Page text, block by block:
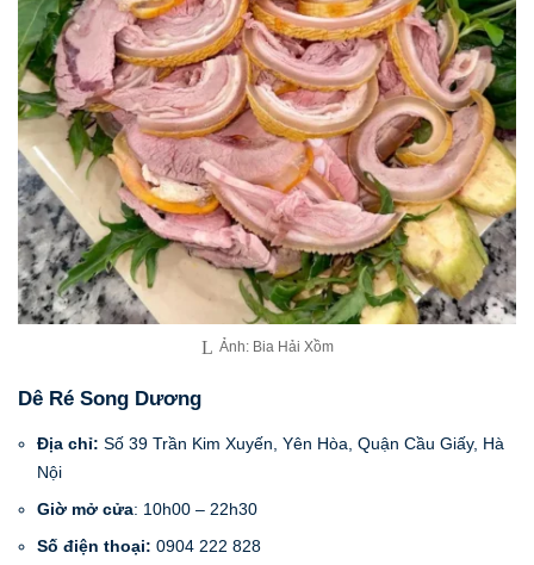
Ảnh: Bia Hải Xồm
Dê Ré Song Dương
Địa chỉ: Số 39 Trần Kim Xuyến, Yên Hòa, Quận Cầu Giấy, Hà
Nội
Giờ mở cửa: 10h00 – 22h30
Số điện thoại: 0904 222 828